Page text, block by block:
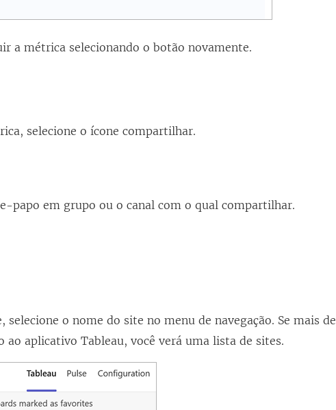
a métrica selecionando o botão novamente.
selecione o ícone compartilhar.
papo em grupo ou o canal com o qual compartilhar.
selecione o nome do site no menu de navegação. Se mais de
ao aplicativo Tableau, você verá uma lista de sites.